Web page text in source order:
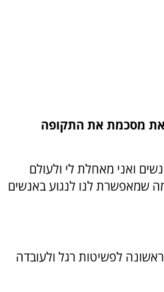
מאז הוסמכת. איך את מסכמת את התקופה
ואני מאחלת לי ולעולם
שמאפשרת לנו לנגוע באנשים
לראשונה לפשיטות רגל ולעובדה